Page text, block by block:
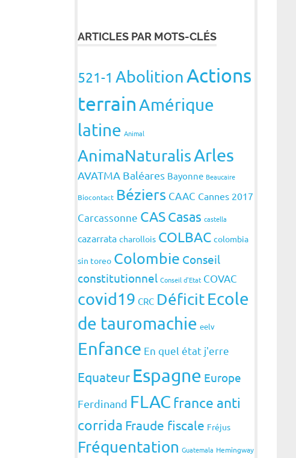
ARTICLES PAR MOTS-CLÉS
521-1 AbolitionActions
terrainAmérique
latine Animal
AnimaNaturalisArles
AVATMA Baléares Bayonne Beaucaire
Biocontact Béziers CAAC Cannes 2017
Carcassonne CASCasas castella
cazarrata charollois COLBAC colombia
sin toreo Colombie Conseil
constitutionnel Conseil d'Etat COVAC
covid19 CRC DéficitEcole
de tauromachie eelv
Enfance En quel état j'erre
Equateur Espagne Europe
Ferdinand FLAC france anti
corrida Fraude fiscale Fréjus
Fréquentation Guatemala Hemingway